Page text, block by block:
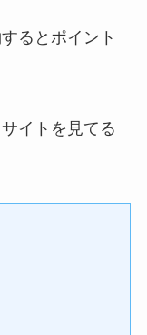
るとポイント
イトを見てる